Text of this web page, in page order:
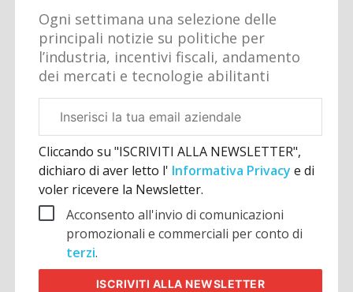
Ogni settimana una selezione delle
principali notizie su politiche per
l’industria, incentivi fiscali, andamento
dei mercati e tecnologie abilitanti
aziendale
Cliccando su "ISCRIVITI ALLA NEWSLETTER",
dichiaro di aver letto l' Informativa Privacye di
voler ricevere la Newsletter.
Acconsento all'invio di comunicazioni
promozionali e commerciali per conto di
terzi.
ISCRIVITI ALLA NEWSLETTER